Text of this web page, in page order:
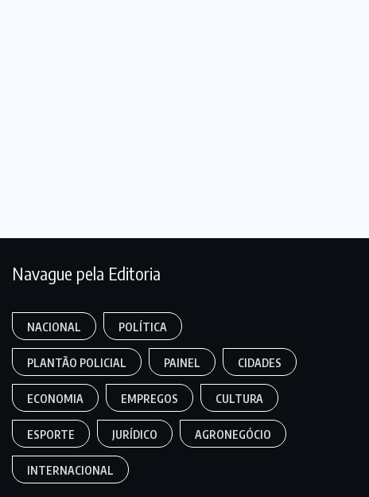
Navague pela Editoria
NACIONAL POLÍTICA
PLANTÃO POLICIAL PAINEL CIDADES
ECONOMIA EMPREGOS CULTURA
ESPORTE JURÍDICO AGRONEGÓCIO
INTERNACIONAL